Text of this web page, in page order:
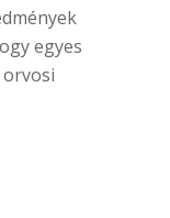
egyes